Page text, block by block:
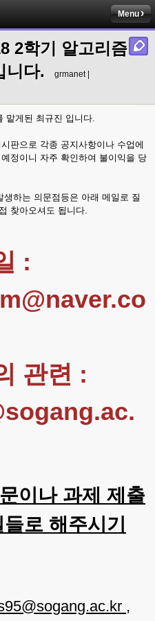
Menu
2학기 알고리즘
니다.
grmanet |
맡게된 최규진 입니다.
판으로 각종 공지사항이나 수업에
정이니 자주 확인하여 불이익을 당
하는 의문점등은 아래 메일로 질
찾아오셔도 됩니다.
:
관련 :
이나 과제 제출
로 해주시기
,